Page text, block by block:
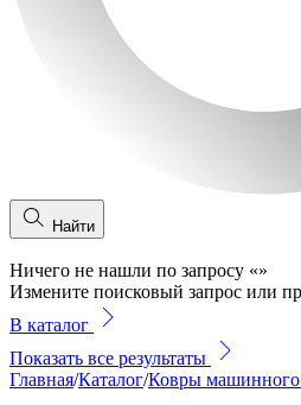
Найти
Ничего не нашли по запросу «»
Измените поисковый запрос или
В каталог
Показать все результаты
Главная/Каталог/Ковры машинного